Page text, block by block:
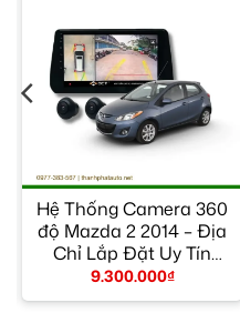
Hệ Thống Camera 360
độ Mazda 2 2014 – Địa
Chỉ Lắp Đặt Uy Tín
TPHCM
9.300.000₫